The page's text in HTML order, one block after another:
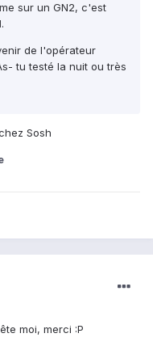
sur un GN2, c'est
de l'opérateur
tu testé la nuit ou très
Sosh
moi, merci :P